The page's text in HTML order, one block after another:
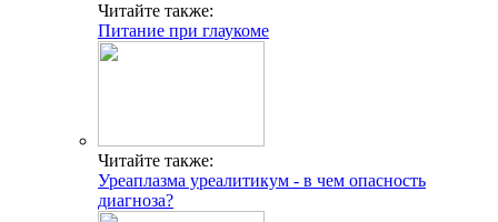
Читайте также:
Питание при глаукоме
Читайте также:
Уреаплазма уреалитикум - в чем опасность
диагноза?